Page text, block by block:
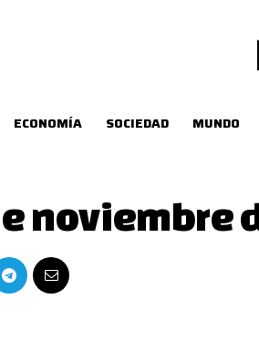
ECONOMÍA SOCIEDAD MUNDO
noviembre